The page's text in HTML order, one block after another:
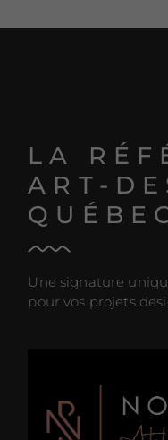
LA
ART-
Une signature
pour vos projets